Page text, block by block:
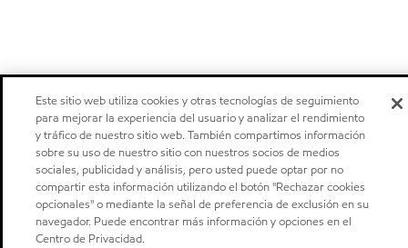
Este sitio web utiliza cookies y otras tecnologías de seguimiento
para mejorar la experiencia del usuario y analizar el rendimiento
y tráfico de nuestro sitio web. También compartimos información
sobre su uso de nuestro sitio con nuestros socios de medios
sociales, publicidad y análisis, pero usted puede optar por no
compartir esta información utilizando el botón "Rechazar cookies
opcionales" o mediante la señal de preferencia de exclusión en su
navegador. Puede encontrar más información y opciones en el
Centro de Privacidad.